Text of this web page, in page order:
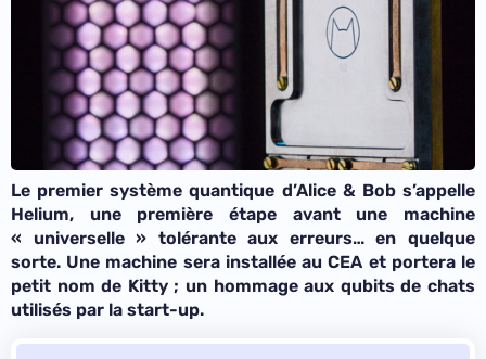
Le premier système quantique d’Alice & Bob s’appelle
Helium, une première étape avant une machine
« universelle » tolérante aux erreurs… en quelque
sorte. Une machine sera installée au CEA et portera le
petit nom de Kitty ; un hommage aux qubits de chats
utilisés par la start-up.